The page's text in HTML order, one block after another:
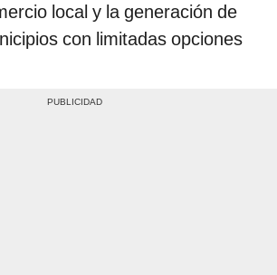
local y la generación de
con limitadas opciones